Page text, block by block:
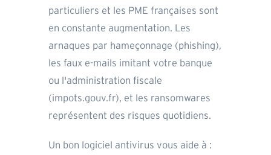
particuliers et les PME françaises sont
en constante augmentation. Les
arnaques par hameçonnage (phishing),
les faux e-mails imitant votre banque
ou l'administration fiscale
(impots.gouv.fr), et les ransomwares
représentent des risques quotidiens.
Un bon logiciel antivirus vous aide à :